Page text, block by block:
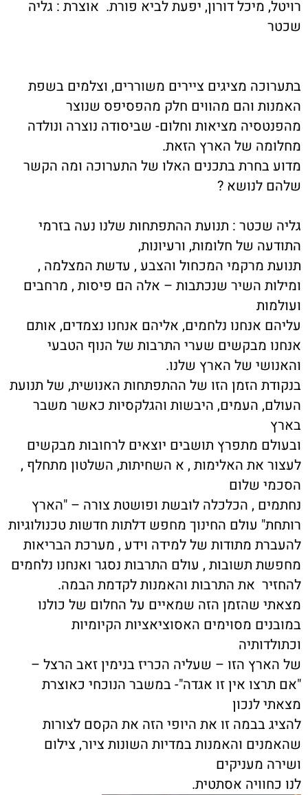
רויטל, מיכל דורון, יפעת לביא פורת. אוצרת : גליה
שכטר
בתערוכה מציגים ציירים משוררים, וצלמים בשפת
האמנות והם מהווים חלק מהפסיפס שנוצר
מהפנטסיה מציאות וחלום- שביסודה נוצרה ונולדה
מחלומה של הארץ הזאת.
מדוע בחרת בתכנים האלו של התערוכה ומה הקשר
שלהם לנושא ?
גליה שכטר : תנועת ההתפתחות שלנו נעה בזרמי
התודעה של חלומות, ורעיונות,
תנועת מרקמי המכחול והצבע , עדשת המצלמה ,
ומילות השיר שנכתבות – אלה הם פיסות , מרחבים
ועולמות
עליהם אנחנו נלחמים, אליהם אנחנו נצמדים, אותם
אנחנו מבקשים שערי התרבות של הנוף הטבעי
והאנושי של הארץ שלנו.
בנקודת הזמן הזו של ההתפתחות האנושית, של תנועת
העולם, העמים, היבשות והגלקסיות כאשר משבר
בארץ
ובעולם מתפרץ תושבים יוצאים לרחובות מבקשים
לעצור את האלימות , א השחיתות, השלטון מתחלף ,
הסכמי שלום
נחתמים , הכלכלה לובשת ופושטת צורה – "הארץ
רותחת" עולם החינוך מחפש דלתות חדשות טכנולוגיות
להעברת מתודות של למידה וידע , מערכת הבריאות
מחפשת תשובות , עולם התרבות נסגר ואנחנו נלחמים
להחזיר את התרבות והאמנות לקדמת הבמה.
מצאתי שהזמן הזה שמאיים על החלום של כולנו
במובנים מסוימים האסוציאציות הקיומיות
וכתולדותיה
של הארץ הזו – שעליה הכריז בנימין זאב הרצל –
"אם תרצו אין זו אגדה"- במשבר הנוכחי כאוצרת
מצאתי לנכון
להציג בבמה זו את היופי הזה את הקסם לצורות
שהאמנים והאמנות במדיות השונות ציור, צילום
ושירה מעניקים
לנו כחוויה אסתטית.